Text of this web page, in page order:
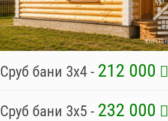
Сруб бани 3х4 - 212 000
Сруб бани 3х5 - 232 000